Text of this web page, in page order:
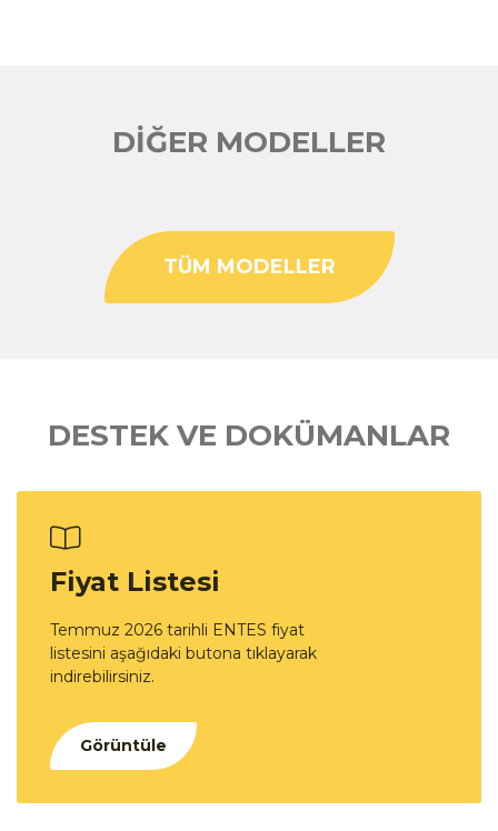
DİĞER MODELLER
TÜM MODELLER
DESTEK VE DOKÜMANLAR
Fiyat Listesi
Temmuz 2026 tarihli ENTES fiyat
listesini aşağıdaki butona tıklayarak
indirebilirsiniz.
Görüntüle